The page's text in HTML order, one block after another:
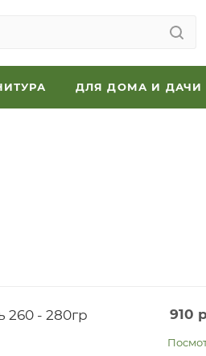
ДЛЯ ДОМА И ДАЧИ
260 - 280гр 910